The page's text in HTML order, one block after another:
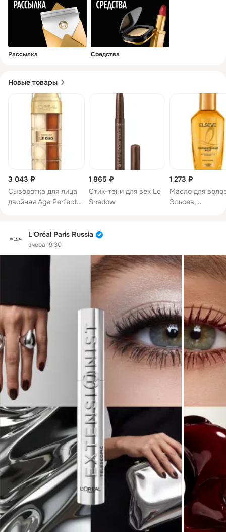
Рассылка Средства
Новые товары
3 043 ₽
Сыворотка для лица
двойная Age Perfect
1 865 ₽
Стик-тени для век Le
Shadow
1 273 ₽
Масло для
Эльсев,
L'Oréal Paris Russia
вчера 19:30
нашего существования безопасность, эффективность и
качество — наши главные приоритеты.
L’Oréal Paris всегда поддерживал женщин, выступая за
современное понимание женственности.
которая соответствовала бы их собственному видению и
https://ok.me/LtbK1